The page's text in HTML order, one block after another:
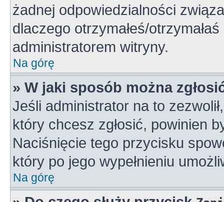
żadnej odpowiedzialności
dlaczego otrzymałeś/
administratorem witryny.
Na górę
» W jaki sposób można
Jeśli administrator na to
który chcesz zgłosić, powinien
Naciśnięcie tego przycisku
który po jego wypełnieniu
Na górę